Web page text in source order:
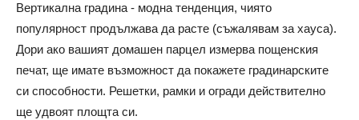
Вертикална градина - модна тенденция, чиято
популярност продължава да расте (съжалявам за хауса).
Дори ако вашият домашен парцел измерва пощенския
печат, ще имате възможност да покажете градинарските
си способности. Решетки, рамки и огради действително
ще удвоят площта си.